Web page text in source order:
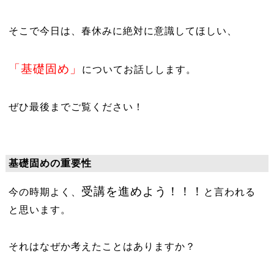
そこで今日は、春休みに絶対に意識してほしい、
「基礎固め」 についてお話しします。
ぜひ最後までご覧ください！
基礎固めの重要性
今の時期よく、 受講を進めよう！！！
と言われる
と思います。
それはなぜか考えたことはありますか？